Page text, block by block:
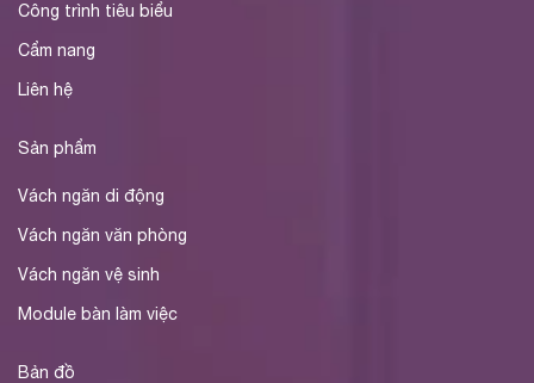
Công trình tiêu biểu
Cẩm nang
Liên hệ
Sản phẩm
Vách ngăn di động
Vách ngăn văn phòng
Vách ngăn vệ sinh
Module bàn làm việc
Bản đồ